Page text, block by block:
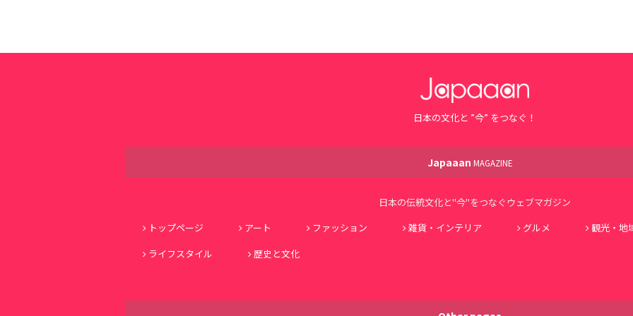
日本の文化と ”今” をつなぐ！
Japaaan MAGAZINE
日本の伝統文化と"今"をつなぐウェブマガジン
トップページ
アート ファッション 雑貨・インテリア グルメ 観光・地
ライフスタイル
歴史と文化